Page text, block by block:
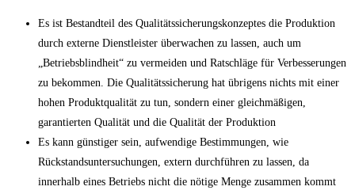
Es ist Bestandteil des Qualitätssicherungskonzeptes die Produktion
durch externe Dienstleister überwachen zu lassen, auch um
„Betriebsblindheit“ zu vermeiden und Ratschläge für Verbesserungen
zu bekommen. Die Qualitätssicherung hat übrigens nichts mit einer
hohen Produktqualität zu tun, sondern einer gleichmäßigen,
garantierten Qualität und die Qualität der Produktion
Es kann günstiger sein, aufwendige Bestimmungen, wie
Rückstandsuntersuchungen, extern durchführen zu lassen, da
innerhalb eines Betriebs nicht die nötige Menge zusammen kommt